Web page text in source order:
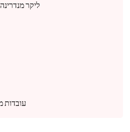
ליקר
עובדות